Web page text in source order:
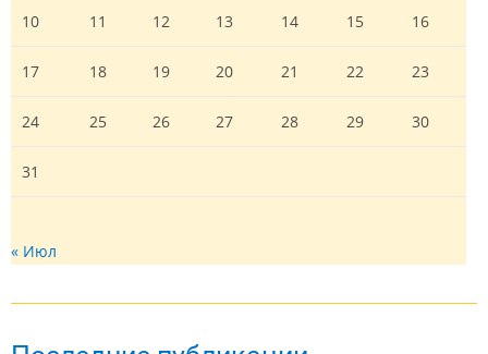
10 11 12 13 14 15 16
17 18 19 20 21 22 23
24 25 26 27 28 29 30
31
« Июл